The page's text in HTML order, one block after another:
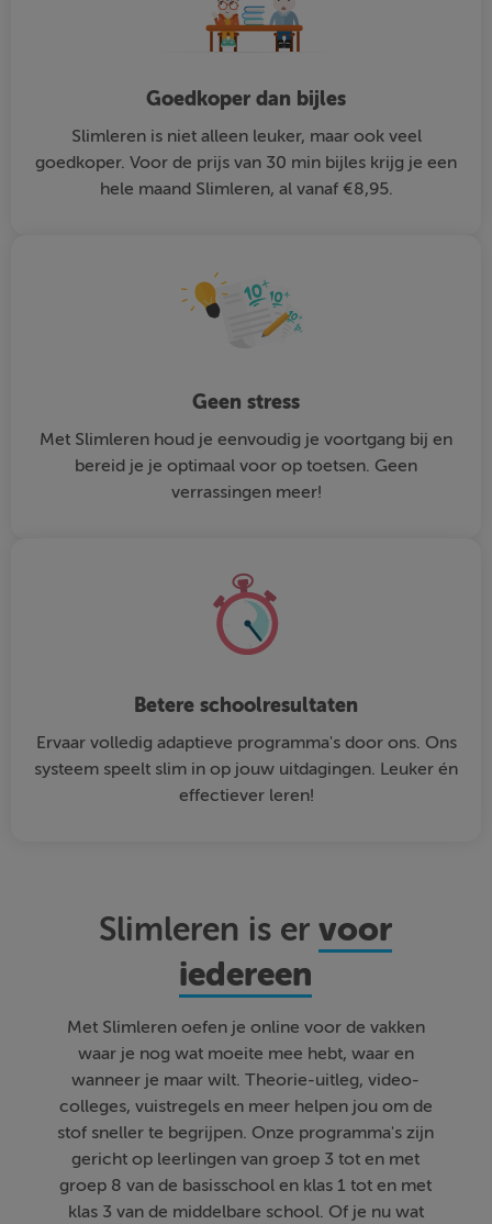
Goedkoper dan bijles
Slimleren is niet alleen leuker, maar ook veel
goedkoper. Voor de prijs van 30 min bijles krijg je een
hele maand Slimleren, al vanaf €8,95.
Geen stress
Met Slimleren houd je eenvoudig je voortgang bij en
bereid je je optimaal voor op toetsen. Geen
verrassingen meer!
Betere schoolresultaten
Ervaar volledig adaptieve programma's door ons. Ons
systeem speelt slim in op jouw uitdagingen. Leuker én
effectiever leren!
Slimleren is ervoor
iedereen
Met Slimleren oefen je online voor de vakken
waar je nog wat moeite mee hebt, waar en
wanneer je maar wilt. Theorie-uitleg, video-
colleges, vuistregels en meer helpen jou om de
stof sneller te begrijpen. Onze programma's zijn
gericht op leerlingen van groep 3 tot en met
groep 8 van de basisschool en klas 1 tot en met
klas 3 van de middelbare school. Of je nu wat